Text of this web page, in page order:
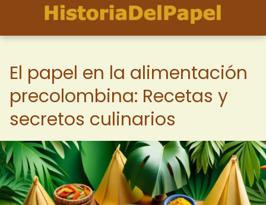
El papel en la alimentación
precolombina: Recetas y
secretos culinarios